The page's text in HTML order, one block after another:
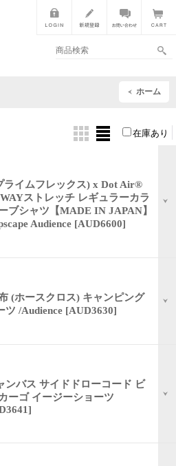
ホーム
在庫あり
ライムフレックス) x Dot Air®
ストレッチ レギュラーカラ
ブシャツ【MADE IN JAPAN】
Audience [AUD6600]
(ホースクロス) キャンピング
ツ /Audience [AUD3630]
ンバス サイドドローコード ビ
ーゴ イージーショーツ